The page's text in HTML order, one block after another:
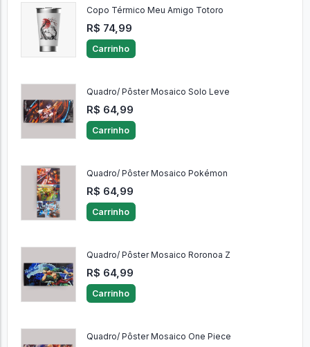
Copo Térmico Meu Amigo Totoro
R$ 74,99
Carrinho
Quadro/ Pôster Mosaico Solo Leve
R$ 64,99
Carrinho
Quadro/ Pôster Mosaico Pokémon
R$ 64,99
Carrinho
Quadro/ Pôster Mosaico Roronoa Z
R$ 64,99
Carrinho
Quadro/ Pôster Mosaico One Piece